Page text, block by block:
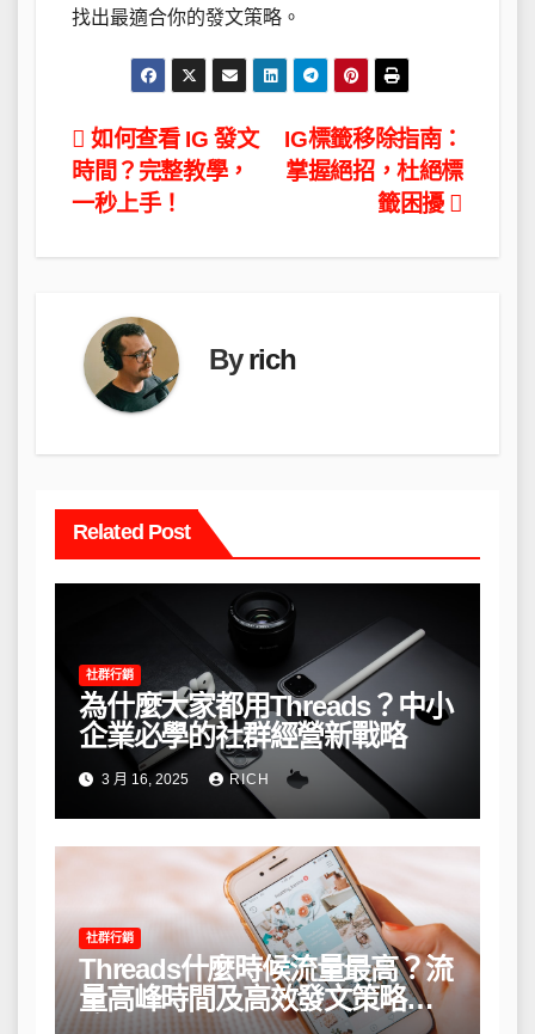
找出最適合你的發文策略。
文
章
IG標籤移除指南：
掌握絕招，杜絕標
籤困擾
如何查看 IG 發文
時間？完整教學，
一秒上手！
Byrich
Related Post
社群行銷
為什麼大家都用Threads？中小
企業必學的社群經營新戰略
3 月 16, 2025 RICH
社群行銷
Threads什麼時候流量最高？流
量高峰時間及高效發文策略攻